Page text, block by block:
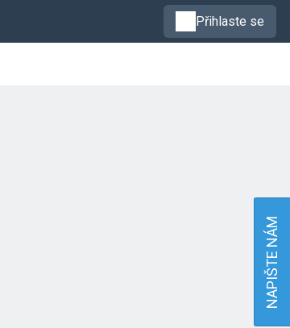
Přihlaste se
NAPIŠTE NÁM